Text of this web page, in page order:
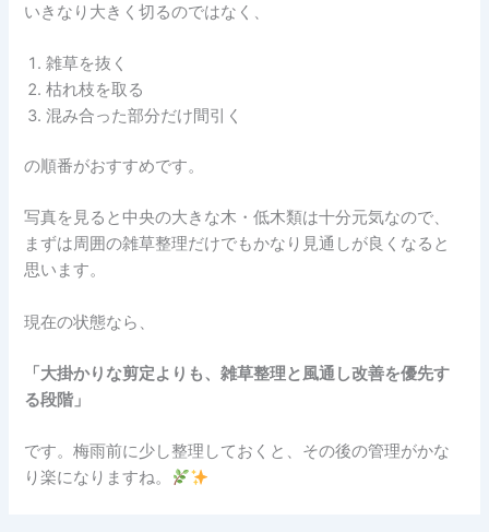
いきなり大きく切るのではなく、
雑草を抜く
枯れ枝を取る
混み合った部分だけ間引く
の順番がおすすめです。
写真を見ると中央の大きな木・低木類は十分元気なので、
まずは周囲の雑草整理だけでもかなり見通しが良くなると
思います。
現在の状態なら、
「大掛かりな剪定よりも、雑草整理と風通し改善を優先す
る段階」
です。梅雨前に少し整理しておくと、その後の管理がかな
り楽になりますね。